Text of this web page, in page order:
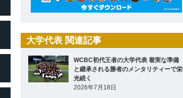
大学代表 関連記事
WCBC初代王者の大学代表 着実な準備
と継承される勝者のメンタリティーで栄
光続く
2026年7月18日